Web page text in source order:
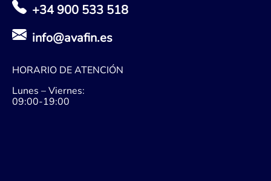
+34 900 533 518
info@avafin.es
HORARIO DE ATENCIÓN
Lunes – Viernes:
09:00-19:00